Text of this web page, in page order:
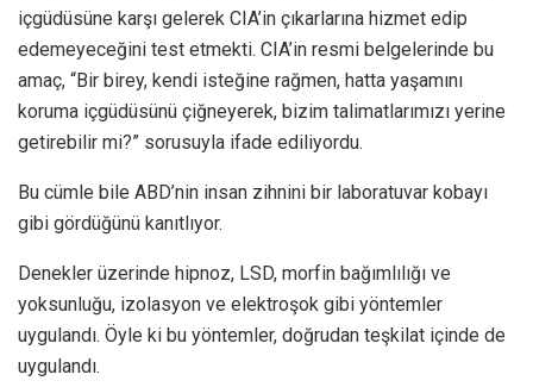
içgüdüsüne karşı gelerek CIA’in çıkarlarına hizmet edip
edemeyeceğini test etmekti. CIA’in resmi belgelerinde bu
amaç, “Bir birey, kendi isteğine rağmen, hatta yaşamını
koruma içgüdüsünü çiğneyerek, bizim talimatlarımızı yerine
getirebilir mi?” sorusuyla ifade ediliyordu.
Bu cümle bile ABD’nin insan zihnini bir laboratuvar kobayı
gibi gördüğünü kanıtlıyor.
Denekler üzerinde hipnoz, LSD, morfin bağımlılığı ve
yoksunluğu, izolasyon ve elektroşok gibi yöntemler
uygulandı. Öyle ki bu yöntemler, doğrudan teşkilat içinde de
uygulandı.